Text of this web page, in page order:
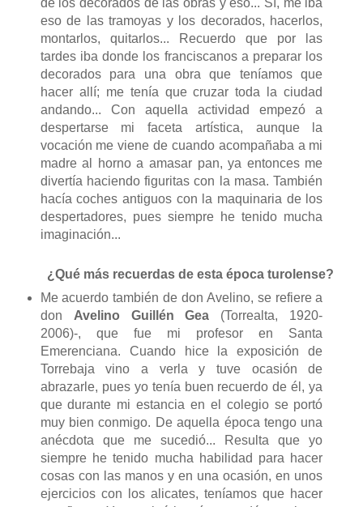
eso de las tramoyas y los decorados, hacerlos,
montarlos, quitarlos... Recuerdo que por las
tardes iba donde los franciscanos a preparar los
decorados para una obra que teníamos que
hacer allí; me tenía que cruzar toda la ciudad
andando... Con aquella actividad empezó a
despertarse mi faceta artística, aunque la
vocación me viene de cuando acompañaba a mi
madre al horno a amasar pan, ya entonces me
divertía haciendo figuritas con la masa. También
hacía coches antiguos con la maquinaria de los
despertadores, pues siempre he tenido mucha
imaginación...
¿Qué más recuerdas de esta época turolense?
Me acuerdo también de don Avelino, se refiere a
don Avelino Guillén Gea (Torrealta, 1920-
2006)-, que fue mi profesor en Santa
Emerenciana. Cuando hice la exposición de
Torrebaja vino a verla y tuve ocasión de
abrazarle, pues yo tenía buen recuerdo de él, ya
que durante mi estancia en el colegio se portó
muy bien conmigo. De aquella época tengo una
anécdota que me sucedió... Resulta que yo
siempre he tenido mucha habilidad para hacer
cosas con las manos y en una ocasión, en unos
ejercicios con los alicates, teníamos que hacer